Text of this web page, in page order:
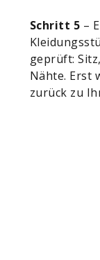
Schritt 5 –
geprüft:
Nähte. Erst
zurück zu